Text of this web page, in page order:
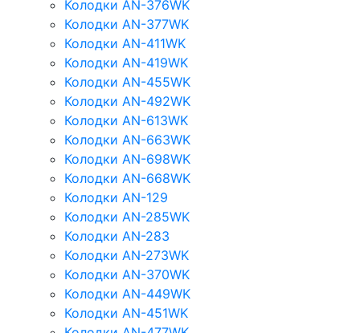
Колодки AN-376WK
Колодки AN-377WK
Колодки AN-411WK
Колодки AN-419WK
Колодки AN-455WK
Колодки AN-492WK
Колодки AN-613WK
Колодки AN-663WK
Колодки AN-698WK
Колодки AN-668WK
Колодки AN-129
Колодки AN-285WK
Колодки AN-283
Колодки AN-273WK
Колодки AN-370WK
Колодки AN-449WK
Колодки AN-451WK